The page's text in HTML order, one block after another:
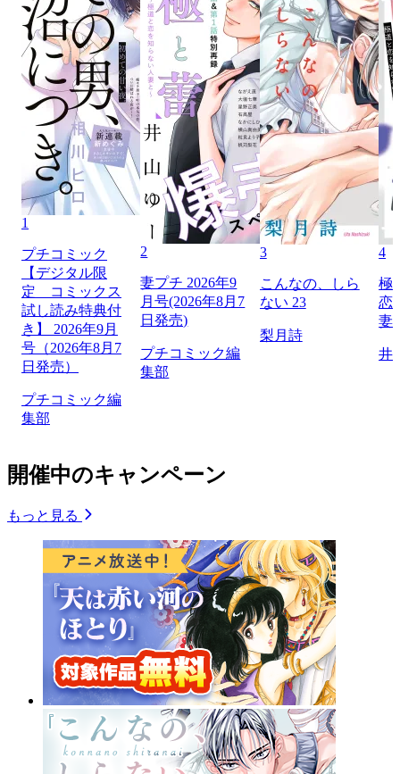
1
プチコミック
【デジタル限
定 コミックス
試し読み特典付
き】 2026年9月
号（2026年8月7
日発売）
プチコミック編
集部
2
妻プチ 2026年9
月号(2026年8月7
日発売)
プチコミック編
集部
3
こんなの、しら
ない 23
梨月詩
4
極
恋
妻
井
開催中のキャンペーン
もっと見る